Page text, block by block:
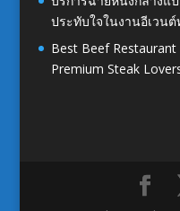
ประทับใจในงานอีเวน
Best Beef
Premium Steak